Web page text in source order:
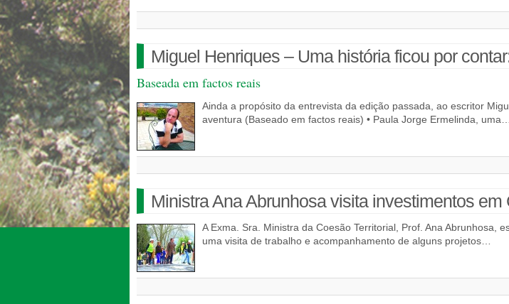
Miguel Henriques – Uma história ficou por
Baseada em factos reais
Ainda a propósito da entrevista da edição passada, ao escritor
aventura (Baseado em factos reais) • Paula Jorge Ermelinda, uma…
Ministra Ana Abrunhosa visita investimentos em
A Exma. Sra. Ministra da Coesão Territorial, Prof. Ana Abrunhosa,
uma visita de trabalho e acompanhamento de alguns projetos…